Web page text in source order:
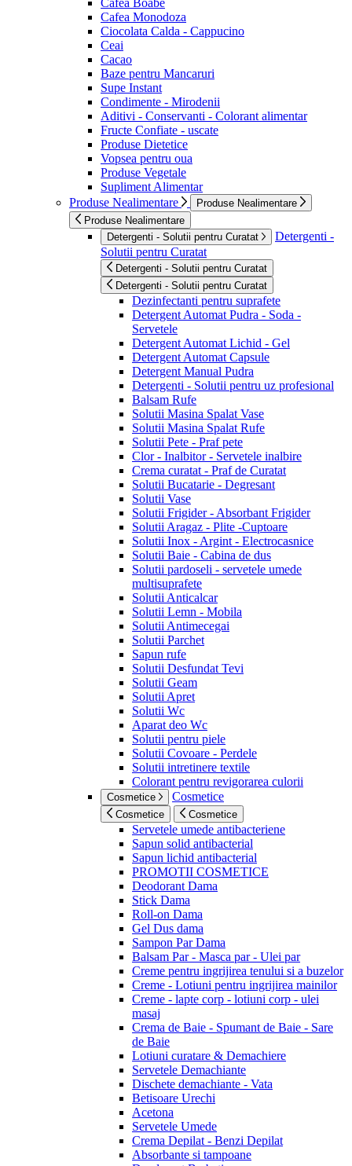
Cafea Monodoza
Ciocolata Calda - Cappucino
Ceai
Cacao
Baze pentru Mancaruri
Supe Instant
Condimente - Mirodenii
Aditivi - Conservanti - Colorant alimentar
Fructe Confiate - uscate
Produse Dietetice
Vopsea pentru oua
Produse Vegetale
Supliment Alimentar
Produse Nealimentare
Produse Nealimentare
Produse Nealimentare
Detergenti - Solutii pentru Curatat
Detergenti -
Solutii pentru Curatat
Detergenti - Solutii pentru Curatat
Detergenti - Solutii pentru Curatat
Dezinfectanti pentru suprafete
Detergent Automat Pudra - Soda -
Servetele
Detergent Automat Lichid - Gel
Detergent Automat Capsule
Detergent Manual Pudra
Detergenti - Solutii pentru uz profesional
Balsam Rufe
Solutii Masina Spalat Vase
Solutii Masina Spalat Rufe
Solutii Pete - Praf pete
Clor - Inalbitor - Servetele inalbire
Crema curatat - Praf de Curatat
Solutii Bucatarie - Degresant
Solutii Vase
Solutii Frigider - Absorbant Frigider
Solutii Aragaz - Plite -Cuptoare
Solutii Inox - Argint - Electrocasnice
Solutii Baie - Cabina de dus
Solutii pardoseli - servetele umede
multisuprafete
Solutii Anticalcar
Solutii Lemn - Mobila
Solutii Antimecegai
Solutii Parchet
Sapun rufe
Solutii Desfundat Tevi
Solutii Geam
Solutii Apret
Solutii Wc
Aparat deo Wc
Solutii pentru piele
Solutii Covoare - Perdele
Solutii intretinere textile
Colorant pentru revigorarea culorii
Cosmetice Cosmetice
Cosmetice Cosmetice
Servetele umede antibacteriene
Sapun solid antibacterial
Sapun lichid antibacterial
PROMOTII COSMETICE
Deodorant Dama
Stick Dama
Roll-on Dama
Gel Dus dama
Sampon Par Dama
Balsam Par - Masca par - Ulei par
Creme pentru ingrijirea tenului si a buzelor
Creme - Lotiuni pentru ingrijirea mainilor
Creme - lapte corp - lotiuni corp - ulei
masaj
Crema de Baie - Spumant de Baie - Sare
de Baie
Lotiuni curatare & Demachiere
Servetele Demachiante
Dischete demachiante - Vata
Betisoare Urechi
Acetona
Servetele Umede
Crema Depilat - Benzi Depilat
Absorbante si tampoane